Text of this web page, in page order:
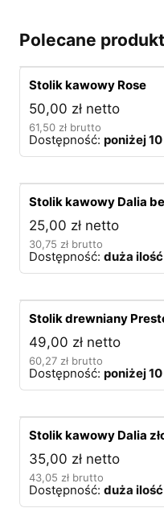
Polecane
Stolik kawowy Rose
50,00 zł netto
61,50 zł brutto
Dostępność: poniżej
Stolik kawowy Dalia
25,00 zł netto
30,75 zł brutto
Dostępność: duża ilość
Stolik drewniany
49,00 zł netto
60,27 zł brutto
Dostępność: poniżej
Stolik kawowy Dalia
35,00 zł netto
43,05 zł brutto
Dostępność: duża ilość